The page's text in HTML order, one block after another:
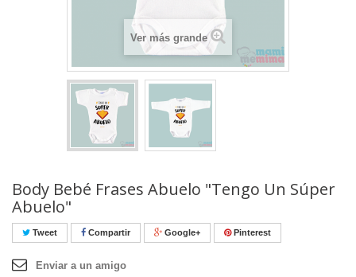
Ver más grande
Body Bebé Frases Abuelo "Tengo Un Súper
Abuelo"
Tweet Compartir Google+ Pinterest
Enviar a un amigo